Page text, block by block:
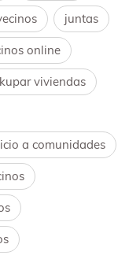
juntas
online
viviendas
a comunidades